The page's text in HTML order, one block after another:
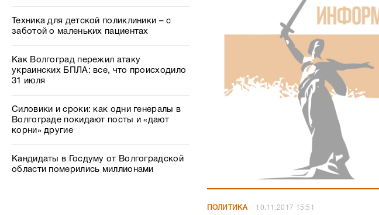
Техника для детской поликлиники – с
заботой о маленьких пациентах
Как Волгоград пережил атаку
украинских БПЛА: все, что происходило
31 июля
Силовики и сроки: как одни генералы в
Волгограде покидают посты и «дают
корни» другие
Кандидаты в Госдуму от Волгоградской
области померились миллионами
ПОЛИТИКА 10.11.2017 15:51